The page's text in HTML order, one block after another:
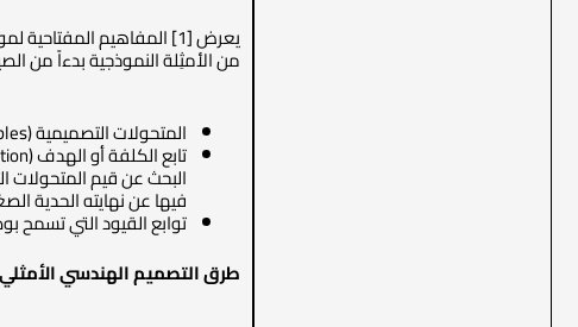
يعرض [1] المفاهيم
من الأمثِلة النموذجية بدءاً من
المتحولات التصميمية (design variables) التي يحددها المصمّم ويعطيها قيماً ابتدائية، والتي يرغب بتعيين قيمها الأمثلية من خلال عملية البحث عن التصميم الأمثل.
البحث عن قيم المتحولات
فيها عن نهايته الحدية
توابع القيود التي تسمح
طرق التصميم الهندسيالأمثلي